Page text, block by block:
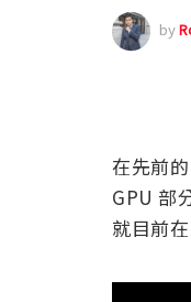
by
在先前
GPU 部
就目前